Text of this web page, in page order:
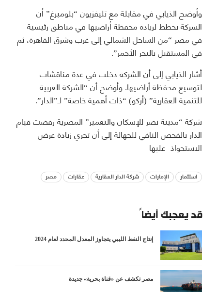
وأوضح الذيابي في مقابلة مع تليفزيون “بلومبرغ” أن
الشركة تخطط لزيادة محفظة أراضيها في مناطق رئيسية
في مصر “من الساحل الشمالي إلى غرب وشرق القاهرة، ثم
في المستقبل بالبحر الأحمر”.
أشار الذيابي إلى أن الشركة دخلت في عدة مناقشات
لتوسيع محفظة أراضيها. وأوضح أن “الشركة العربية
للتنمية العقارية” (أركو) “ذات أهمية خاصة” لـ”الدار”.
شركة “مدينة نصر للإسكان والتعمير” المصرية رفضت قيام
الدار بالفحص النافي للجهالة إلى أن تجري زيادة عرض
الاستحواذ عليها
استثمار الإمارات شركة الدار العقارية عقارات مصر
قد يعجبك أيضاً
إنتاج النفط الليبي يتجاوز المعدل المحدد لعام 2024
مصر تكشف عن «قناة بحرية» جديدة